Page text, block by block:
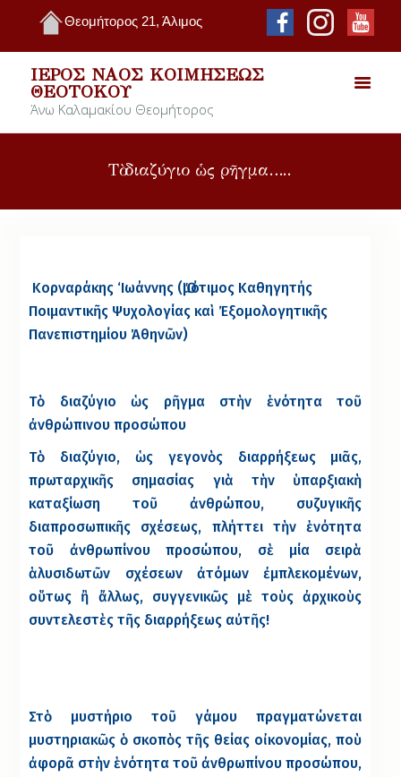
Θεομήτορος 21, Άλιμος
ΙΕΡΌΣ ΝΑΌΣ ΚΟΙΜΉΣΕΩΣ
ΘΕΟΤΌΚΟΥ
Άνω Καλαμακίου Θεομήτορος
Τὸ διαζύγιο ὡς ρῆγμα…..
Κορναράκης ‘Ιωάννης (Ὅμότιμος Καθηγητής
Ποιμαντικῆς Ψυχολογίας καὶ Ἐξομολογητικῆς
Πανεπιστημίου Ἀθηνῶν)
Τὸ διαζύγιο ὡς ρῆγμα στὴν ἑνότητα τοῦ
ἀνθρώπινου προσώπου
Τὸ διαζύγιο, ὡς γεγονὸς διαρρήξεως μιᾶς,
πρωταρχικῆς σημασίας γιὰ τὴν ὑπαρξιακὴ
καταξίωση τοῦ ἀνθρώπου, συζυγικῆς
διαπροσωπικῆς σχέσεως, πλήττει τὴν ἑνότητα
τοῦ ἀνθρωπίνου προσώπου, σὲ μία σειρὰ
ἁλυσιδωτῶν σχέσεων ἀτόμων ἐμπλεκομένων,
οὕτως ἢ ἄλλως, συγγενικῶς μὲ τοὺς ἀρχικοὺς
συντελεστὲς τῆς διαρρήξεως αὐτῆς!
Στὸ μυστήριο τοῦ γάμου πραγματώνεται
μυστηριακῶς ὁ σκοπὸς τῆς θείας οἰκονομίας, ποὺ
ἀφορᾶ στὴν ἑνότητα τοῦ ἀνθρωπίνου προσώπου,